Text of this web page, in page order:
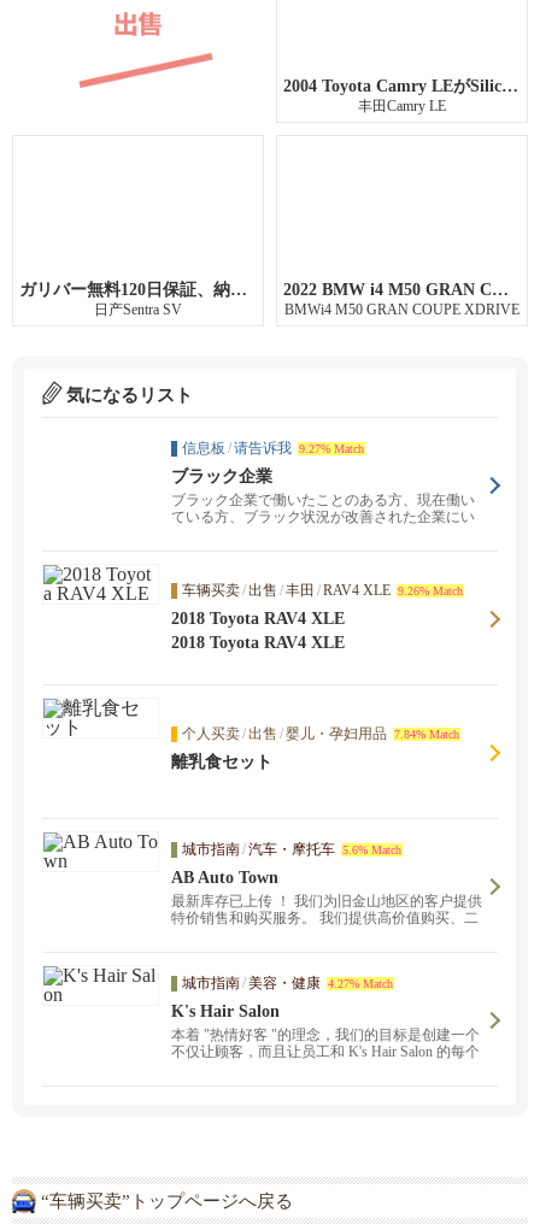
2004 Toyota Camry LEがSilicon Valley店に入庫しました。【納車時に無料でタイミングベルトをお取替え致します】
丰田Camry LE
ガリバー無料120日保証、納車前点検整備
日产Sentra SV
2022 BMW i4 M50 GRAN COUPE XDRIVEがSilicon Valley店に入庫しました。
BMWi4 M50 GRAN COUPE XDRIVE
気になるリスト
信息板 /请告诉我 9.27% Match
ブラック企業
ブラック企業で働いたことのある方、現在働い
ている方、ブラック状況が改善された企業にい
车辆买卖/出售 /丰田 /RAV4 XLE 9.26% Match
2018 Toyota RAV4 XLE
2018 Toyota RAV4 XLE
个人买卖/出售 /婴儿・孕妇用品 7.84% Match
離乳食セット
城市指南/汽车・摩托车 5.6% Match
AB Auto Town
最新库存已上传 ！ 我们为旧金山地区的客户提供
特价销售和购买服务。 我们提供高价值购买、二
城市指南/美容・健康 4.27% Match
K's Hair Salon
本着 "热情好客 "的理念，我们的目标是创建一个
不仅让顾客，而且让员工和 K's Hair Salon 的每个
“车辆买卖”トップページへ戻る